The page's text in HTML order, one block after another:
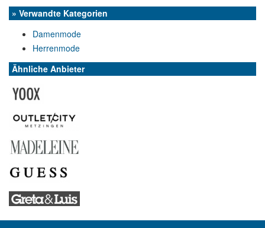
» Verwandte Kategorien
Damenmode
Herrenmode
Ähnliche Anbieter